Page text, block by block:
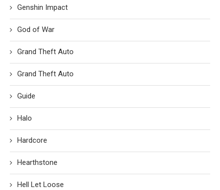
Genshin Impact
God of War
Grand Theft Auto
Grand Theft Auto
Guide
Halo
Hardcore
Hearthstone
Hell Let Loose